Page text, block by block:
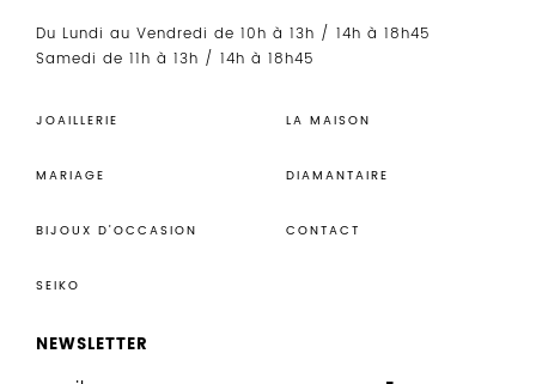
Du Lundi au Vendredi de 10h à 13h / 14h à 18h45
Samedi de 11h à 13h / 14h à 18h45
JOAILLERIE
MARIAGE
BIJOUX D’OCCASION
SEIKO
LA MAISON
DIAMANTAIRE
CONTACT
NEWSLETTER